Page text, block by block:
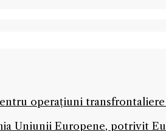
operațiuni
Uniunii Europene, potrivit